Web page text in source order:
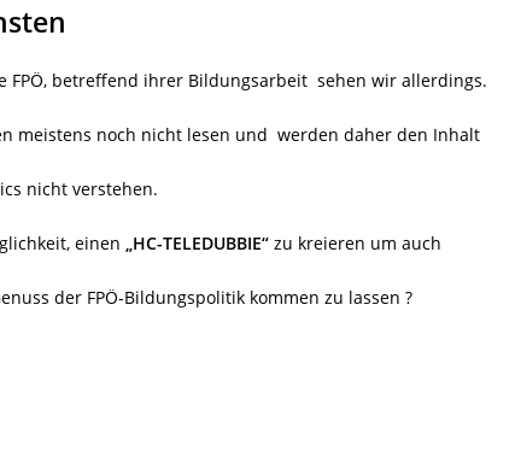
FPÖ, betreffend ihrer Bildungsarbeit sehen wir allerdings.
meistens noch nicht lesen und werden daher den Inhalt
nicht verstehen.
einen „HC-TELEDUBBIE“ zu kreieren um auch
der FPÖ-Bildungspolitik kommen zu lassen ?